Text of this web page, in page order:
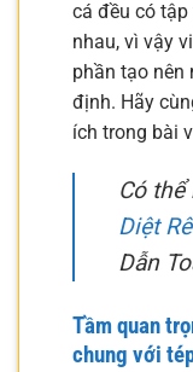
cá đều có
nhau, vì vậy
phần tạo nên
định. Hãy
ích trong bài
Có
Diệt
Dẫn
Tầm quan
chung với